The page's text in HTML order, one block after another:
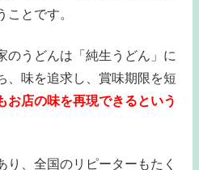
ことです。
うどんは「純生うどん」に
、味を追求し、賞味期限を短
お店の味を再現できるという
り、全国のリピーターもたく